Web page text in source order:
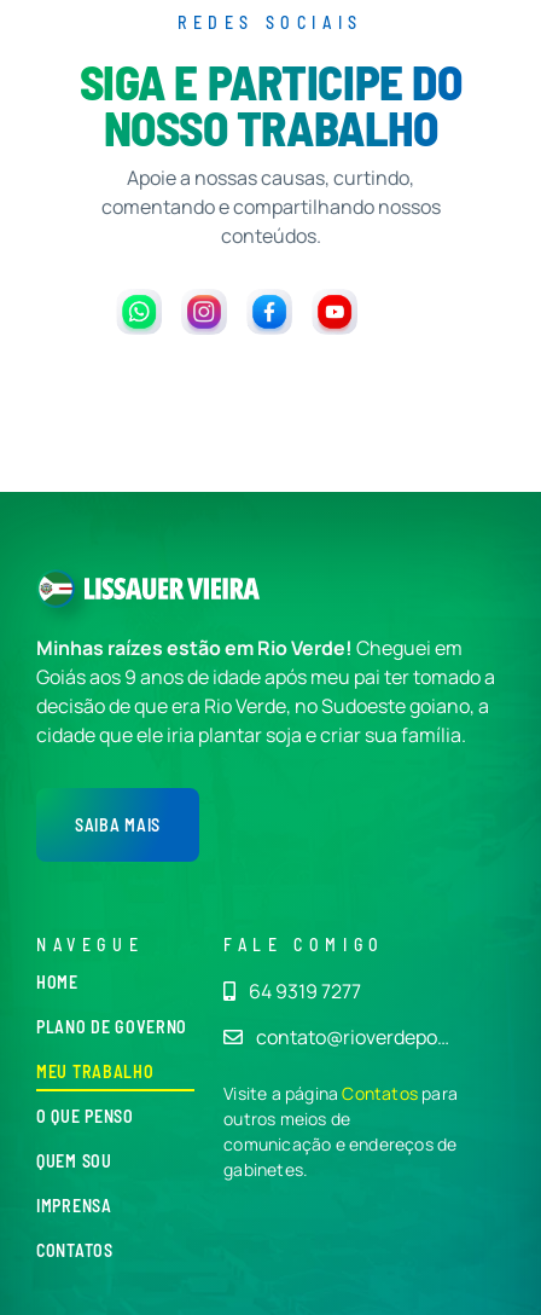
REDES SOCIAIS
SIGA E PARTICIPE DO
NOSSO TRABALHO
Apoie a nossas causas, curtindo,
comentando e compartilhando nossos
conteúdos.
Minhas raízes estão em Rio Verde! Cheguei em
Goiás aos 9 anos de idade após meu pai ter tomado a
decisão de que era Rio Verde, no Sudoeste goiano, a
cidade que ele iria plantar soja e criar sua família.
SAIBA MAIS
NAVEGUE
HOME
PLANO DE GOVERNO
MEU TRABALHO
O QUE PENSO
QUEM SOU
IMPRENSA
CONTATOS
FALE COMIGO
64 9319 7277
contato@rioverdepo…
Visite a páginaContatos para
outros meios de
comunicação e endereços de
gabinetes.